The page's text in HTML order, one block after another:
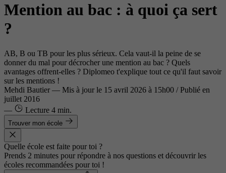
Mention au bac : à quoi ça sert
?
AB, B ou TB pour les plus sérieux. Cela vaut-il la peine de se
donner du mal pour décrocher une mention au bac ? Quels
avantages offrent-elles ? Diplomeo t'explique tout ce qu'il faut savoir
sur les mentions !
Mehdi Bautier — Mis à jour le 15 avril 2026 à 15h00 / Publié en
juillet 2016
—
Lecture 4 min.
Trouver mon école
Quelle école est faite pour toi ?
Prends 2 minutes pour répondre à nos questions et découvrir les
écoles recommandées pour toi !